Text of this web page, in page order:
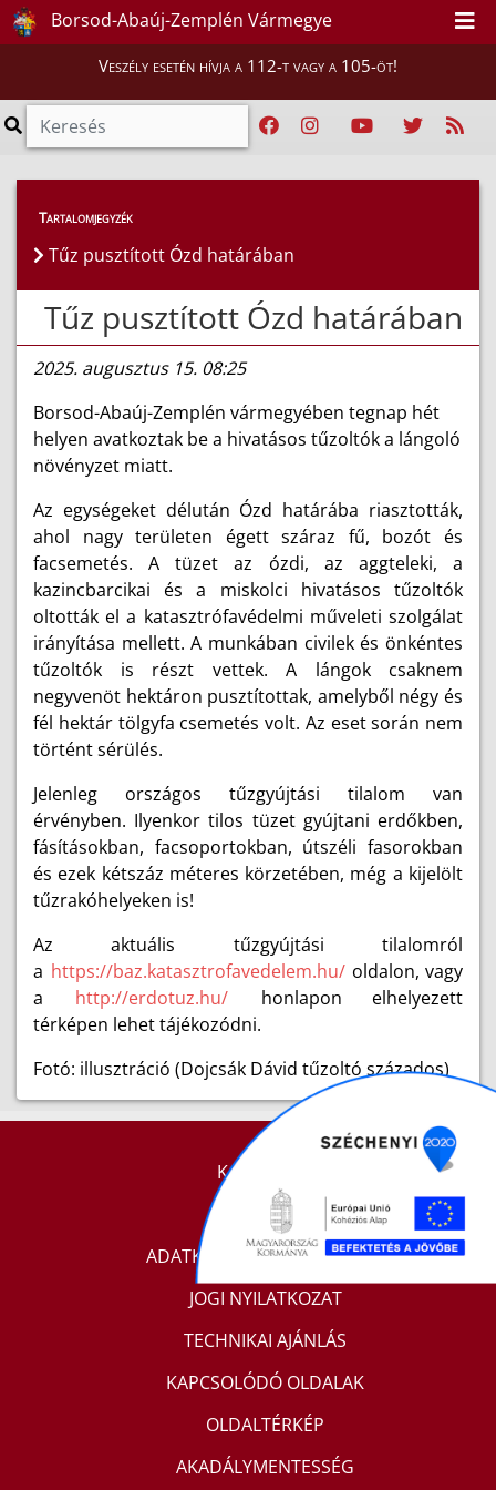
Borsod-Abaúj-Zemplén Vármegye
Veszély esetén hívja a 112-t vagy a 105-öt!
Híreink > Hírek
Tartalomjegyzék
Tűz pusztított Ózd határában
Tűz pusztított Ózd határában
2025. augusztus 15. 08:25
Borsod-Abaúj-Zemplén vármegyében tegnap hét
helyen avatkoztak be a hivatásos tűzoltók a lángoló
növényzet miatt.
Az egységeket délután Ózd határába riasztották,
ahol nagy területen égett száraz fű, bozót és
facsemetés. A tüzet az ózdi, az aggteleki, a
kazincbarcikai és a miskolci hivatásos tűzoltók
oltották el a katasztrófavédelmi műveleti szolgálat
irányítása mellett. A munkában civilek és önkéntes
tűzoltók is részt vettek. A lángok csaknem
negyvenöt hektáron pusztítottak, amelyből négy és
fél hektár tölgyfa csemetés volt. Az eset során nem
történt sérülés.
Jelenleg országos tűzgyújtási tilalom van
érvényben. Ilyenkor tilos tüzet gyújtani erdőkben,
fásításokban, facsoportokban, útszéli fasorokban
és ezek kétszáz méteres körzetében, még a kijelölt
tűzrakóhelyeken is!
Az aktuális tűzgyújtási tilalomról
a https://baz.katasztrofavedelem.hu/ oldalon, vagy
a
http://erdotuz.hu/
honlapon elhelyezett
térképen lehet tájékozódni.
Fotó: illusztráció (Dojcsák Dávid tűzoltó százados)
KAPCSOLAT
IMPRESSZUM
ADATKEZELÉSI TÁJÉKOZTATÓ
JOGI NYILATKOZAT
TECHNIKAI AJÁNLÁS
KAPCSOLÓDÓ OLDALAK
OLDALTÉRKÉP
AKADÁLYMENTESSÉG